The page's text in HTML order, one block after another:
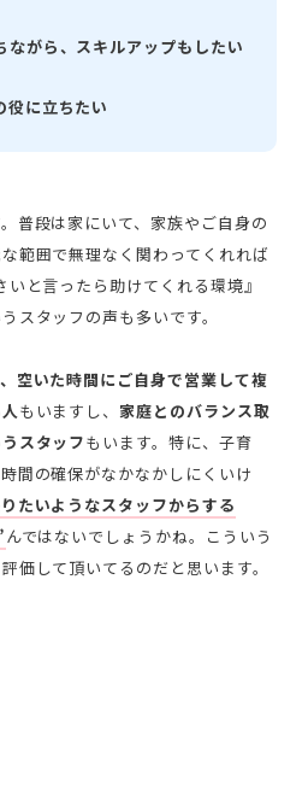
ながら、スキルアップもしたい
役に立ちたい
普段は家にいて、家族やご自身の
範囲で無理なく関わってくれれば
と言ったら助けてくれる環境』
スタッフの声も多いです。
空いた時間にご自身で営業して複
もいますし、 家庭とのバランス取
スタッフもいます。特に、子育
間の確保がなかなかしにくいけ
たいようなスタッフからする
んではないでしょうかね。
こういう
価して頂いてるのだと思います。